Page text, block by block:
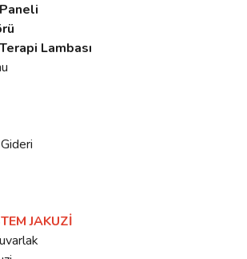
Lambası
JAKUZİ